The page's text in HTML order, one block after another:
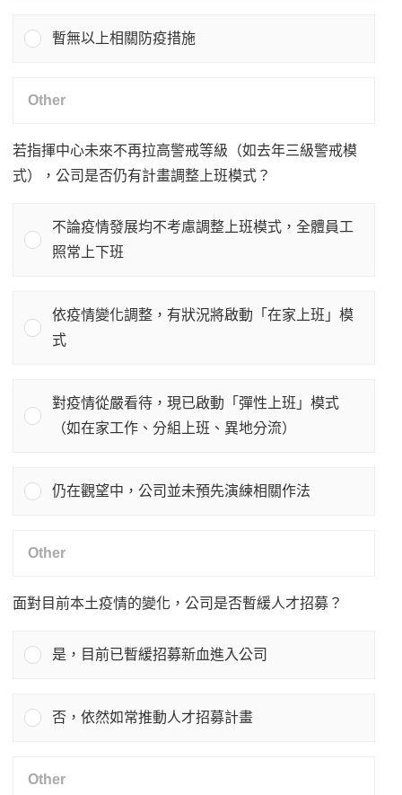
暫無以上相關防疫措施
若指揮中心未來不再拉高警戒等級（如去年三級警戒模
式），公司是否仍有計畫調整上班模式？
不論疫情發展均不考慮調整上班模式，全體員工
照常上下班
依疫情變化調整，有狀況將啟動「在家上班」模
式
對疫情從嚴看待，現已啟動「彈性上班」模式
（如在家工作、分組上班、異地分流）
仍在觀望中，公司並未預先演練相關作法
面對目前本土疫情的變化，公司是否暫緩人才招募？
是，目前已暫緩招募新血進入公司
否，依然如常推動人才招募計畫